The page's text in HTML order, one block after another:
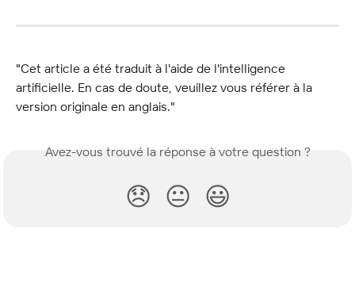
"Cet article a été traduit à l'aide de l'intelligence
artificielle. En cas de doute, veuillez vous référer à la
version originale en anglais."
Avez-vous trouvé la réponse à votre question ?
😞 😐 😃